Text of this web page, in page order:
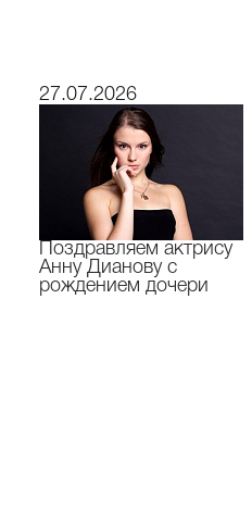
27.07.2026
Поздравляем актрису
Анну Дианову с
рождением дочери